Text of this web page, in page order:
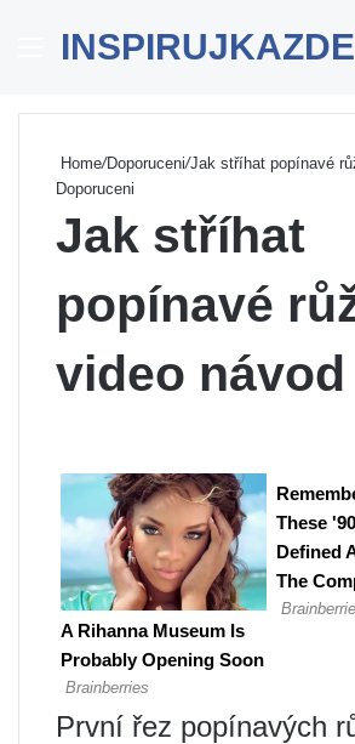
Menu
Home/Doporuceni/Jak stříhat popínavé
Doporuceni
Jak stříhat
popínavé
video návod
První řez popínavých